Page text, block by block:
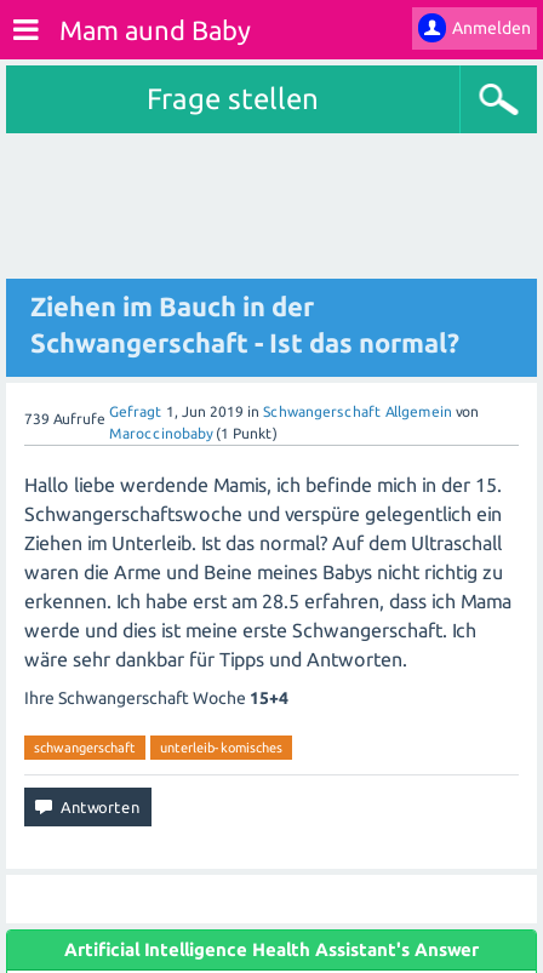
Anmelden
Mam aund Baby
Frage stellen
Ziehen im Bauch in der
Schwangerschaft - Ist das normal?
739 Aufrufe Gefragt 1, Jun 2019 in Schwangerschaft Allgemein von
Maroccinobaby (1 Punkt)
Hallo liebe werdende Mamis, ich befinde mich in der 15.
Schwangerschaftswoche und verspüre gelegentlich ein
Ziehen im Unterleib. Ist das normal? Auf dem Ultraschall
waren die Arme und Beine meines Babys nicht richtig zu
erkennen. Ich habe erst am 28.5 erfahren, dass ich Mama
werde und dies ist meine erste Schwangerschaft. Ich
wäre sehr dankbar für Tipps und Antworten.
Ihre Schwangerschaft Woche 15+4
schwangerschaft unterleib-komisches
Artificial Intelligence Health Assistant's Answer